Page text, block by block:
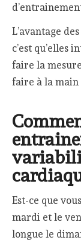
L’avantage
c’est qu’elles
faire la
faire à la main
Est-ce que
mardi et le
longue le